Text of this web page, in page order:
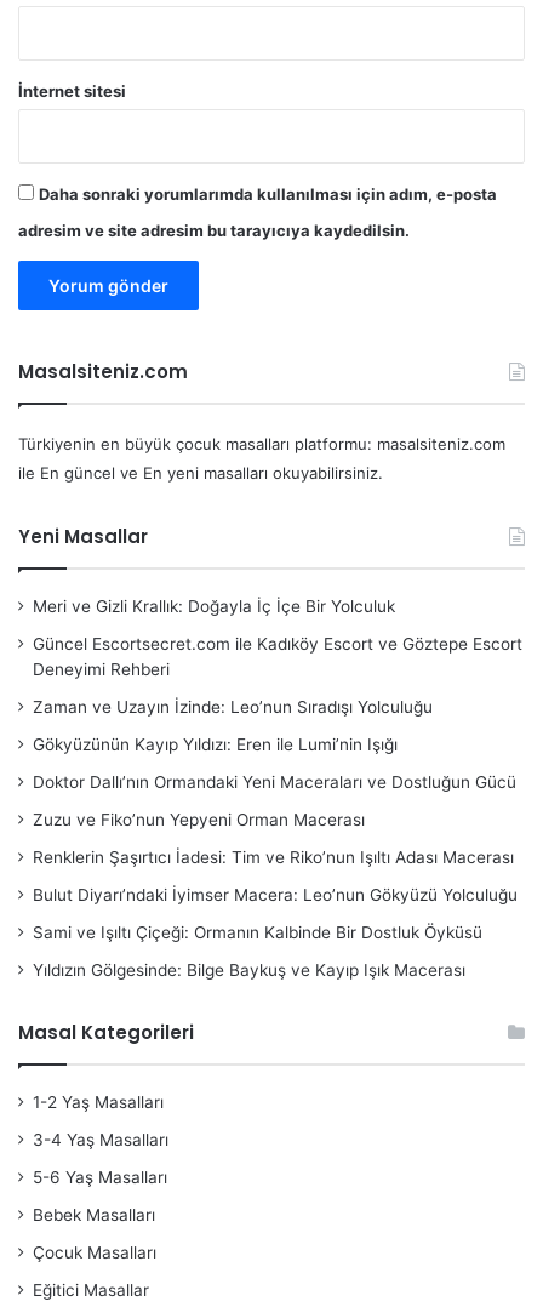
İnternet sitesi
Daha sonraki yorumlarımda kullanılması için adım, e-posta
adresim ve site adresim bu tarayıcıya kaydedilsin.
Masalsiteniz.com
Türkiyenin en büyük çocuk masalları platformu: masalsiteniz.com
ile En güncel ve En yeni masalları okuyabilirsiniz.
Yeni Masallar
Meri ve Gizli Krallık: Doğayla İç İçe Bir Yolculuk
Güncel Escortsecret.com ile Kadıköy Escort ve Göztepe Escort
Deneyimi Rehberi
Zaman ve Uzayın İzinde: Leo’nun Sıradışı Yolculuğu
Gökyüzünün Kayıp Yıldızı: Eren ile Lumi’nin Işığı
Doktor Dallı’nın Ormandaki Yeni Maceraları ve Dostluğun Gücü
Zuzu ve Fiko’nun Yepyeni Orman Macerası
Renklerin Şaşırtıcı İadesi: Tim ve Riko’nun Işıltı Adası Macerası
Bulut Diyarı’ndaki İyimser Macera: Leo’nun Gökyüzü Yolculuğu
Sami ve Işıltı Çiçeği: Ormanın Kalbinde Bir Dostluk Öyküsü
Yıldızın Gölgesinde: Bilge Baykuş ve Kayıp Işık Macerası
Masal Kategorileri
1-2 Yaş Masalları
3-4 Yaş Masalları
5-6 Yaş Masalları
Bebek Masalları
Çocuk Masalları
Eğitici Masallar